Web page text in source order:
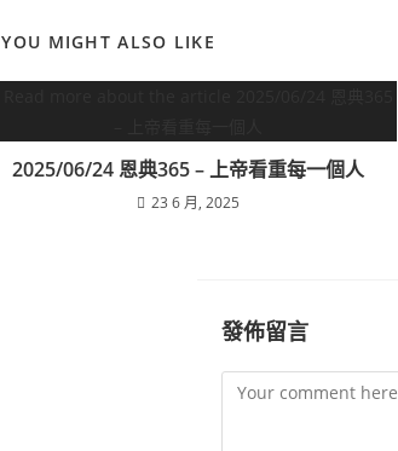
YOU MIGHT ALSO LIKE
2025/06/24 恩典365 – 上帝看重每一個人
23 6 月, 2025
發佈留言